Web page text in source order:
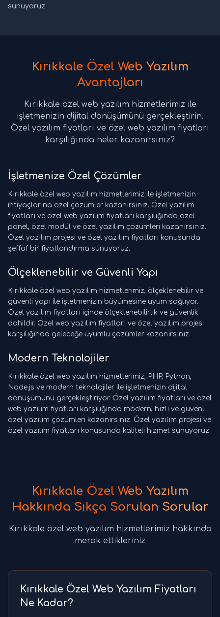
sunuyoruz.
Kırıkkale Özel Web Yazılım
Avantajları
Kırıkkale özel web yazılım hizmetlerimiz ile
işletmenizin dijital dönüşümünü gerçekleştirin.
Özel yazılım fiyatları ve özel web yazılım fiyatları
karşılığında neler kazanırsınız?
İşletmenize Özel Çözümler
Kırıkkale özel web yazılım hizmetlerimiz ile işletmenizin
ihtiyaçlarına özel çözümler kazanırsınız. Özel yazılım
fiyatları ve özel web yazılım fiyatları karşılığında özel
panel, özel modül ve özel yazılım çözümleri kazanırsınız.
Özel yazılım projesi ve özel yazılım fiyatları konusunda
şeffaf bir fiyatlandırma sunuyoruz.
Ölçeklenebilir ve Güvenli Yapı
Kırıkkale özel web yazılım hizmetlerimiz, ölçeklenebilir ve
güvenli yapı ile işletmenizin büyümesine uyum sağlıyor.
Özel yazılım fiyatları içinde ölçeklenebilirlik ve güvenlik
dahildir. Özel web yazılım fiyatları ve özel yazılım projesi
karşılığında geleceğe uyumlu çözümler kazanırsınız.
Modern Teknolojiler
Kırıkkale özel web yazılım hizmetlerimiz, PHP, Python,
Node.js ve modern teknolojiler ile işletmenizin dijital
dönüşümünü gerçekleştiriyor. Özel yazılım fiyatları ve özel
web yazılım fiyatları karşılığında modern, hızlı ve güvenli
özel yazılım çözümleri kazanırsınız. Özel yazılım projesi ve
özel yazılım fiyatları konusunda kaliteli hizmet sunuyoruz.
Kırıkkale Özel Web Yazılım
Hakkında Sıkça Sorulan Sorular
Kırıkkale özel web yazılım hizmetlerimiz hakkında
merak ettikleriniz
Kırıkkale Özel Web Yazılım Fiyatları
Ne Kadar?